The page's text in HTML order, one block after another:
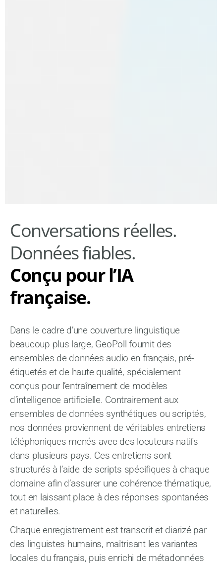
Conversations réelles.
Données fiables.
Conçu pour l’IA
française.
Dans le cadre d’une couverture linguistique
beaucoup plus large, GeoPoll fournit des
ensembles de données audio en français, pré-
étiquetés et de haute qualité, spécialement
conçus pour l’entraînement de modèles
d’intelligence artificielle. Contrairement aux
ensembles de données synthétiques ou scriptés,
nos données proviennent de véritables entretiens
téléphoniques menés avec des locuteurs natifs
dans plusieurs pays. Ces entretiens sont
structurés à l’aide de scripts spécifiques à chaque
domaine afin d’assurer une cohérence thématique,
tout en laissant place à des réponses spontanées
et naturelles.
Chaque enregistrement est transcrit et diarizé par
des linguistes humains, maîtrisant les variantes
locales du français, puis enrichi de métadonnées